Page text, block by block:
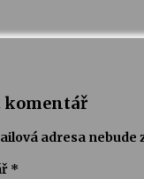
komentář
adresa nebude
*